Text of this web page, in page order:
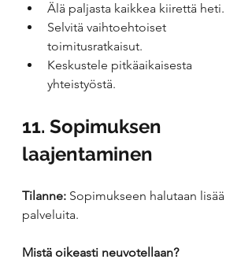
Älä paljasta kaikkea kiirettä heti.
Selvitä vaihtoehtoiset
toimitusratkaisut.
Keskustele pitkäaikaisesta
yhteistyöstä.
11. Sopimuksen
laajentaminen
Tilanne: Sopimukseen halutaan lisää
palveluita.
Mistä oikeasti neuvotellaan?